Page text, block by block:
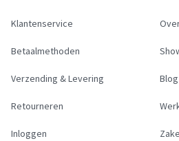
Klantenservice
Betaalmethoden
Verzending & Levering
Retourneren
Inloggen
Blog